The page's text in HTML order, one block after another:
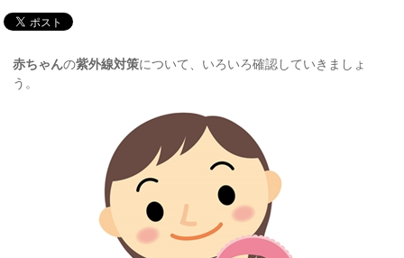
赤ちゃんの紫外線対策について、いろいろ確認していきましょ
う。